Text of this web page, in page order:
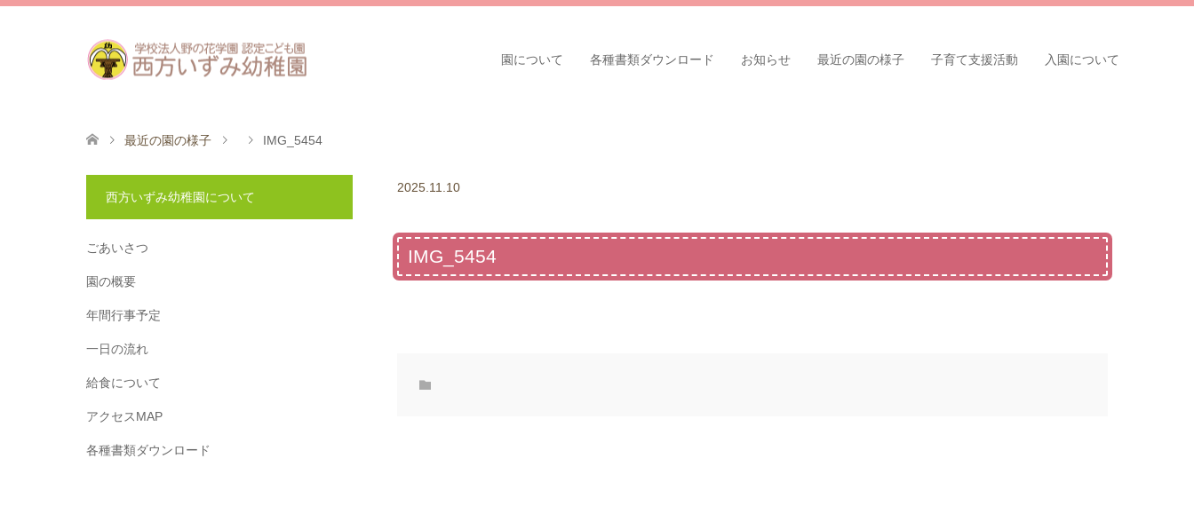
園について 各種書類ダウンロード お知らせ 最近の園の様子 子育て支援活動 入園について
最近の園の様子 IMG_5454
2025.11.10
IMG_5454
西方いずみ幼稚園について
ごあいさつ
園の概要
年間行事予定
一日の流れ
給食について
アクセスMAP
各種書類ダウンロード